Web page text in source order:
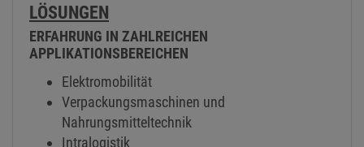
ERFAHRUNG IN ZAHLREICHEN
APPLIKATIONSBEREICHEN
Elektromobilität
Verpackungsmaschinen und
Nahrungsmitteltechnik
Intralogistik
Medizintechnik